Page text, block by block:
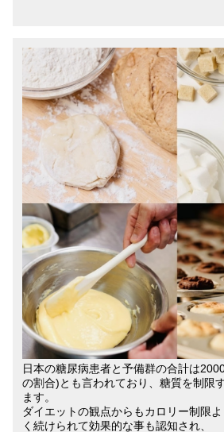
日本の糖尿病患者と予備群の合計は
の割合)とも言われており、糖質を制限
ます。
ダイエットの観点からもカロリー制限
く続けられて効果的な事も認知され、